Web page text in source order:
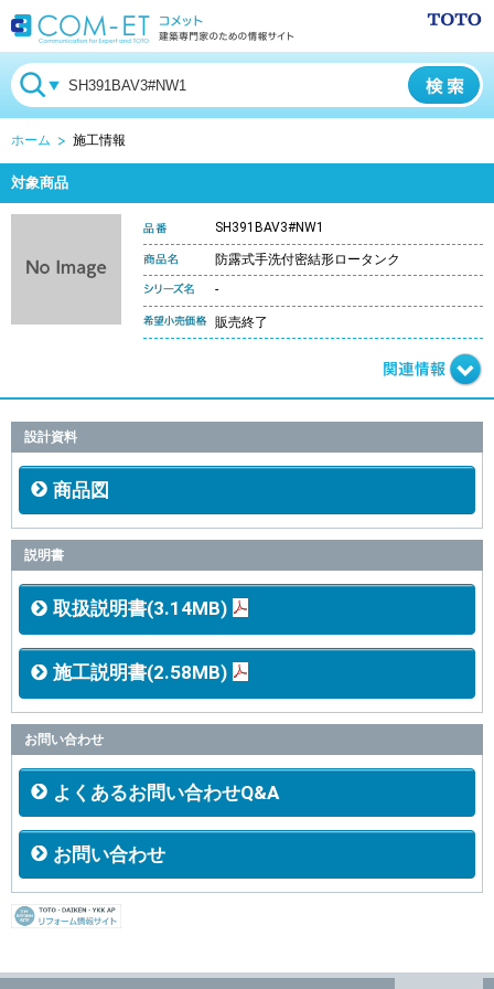
ホーム 施工情報
対象商品
SH391BAV3#NW1
防露式手洗付密結形ロータンク
-
販売終了
設計資料
商品図
説明書
取扱説明書(3.14MB)
施工説明書(2.58MB)
お問い合わせ
よくあるお問い合わせQ&A
お問い合わせ